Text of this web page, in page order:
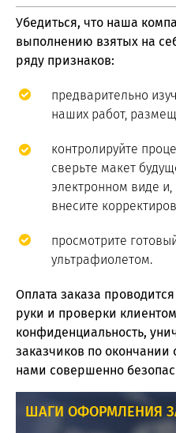
Убедиться, что наша
выполнению взятых на
ряду признаков:
предварительно
наших работ,
контролируйте
сверьте макет
электронном виде
внесите
просмотрите
ультрафиолетом.
Оплата заказа
руки и проверки
конфиденциальность,
заказчиков по окончании
нами совершенно
ШАГИ ОФОРМЛЕНИЯ